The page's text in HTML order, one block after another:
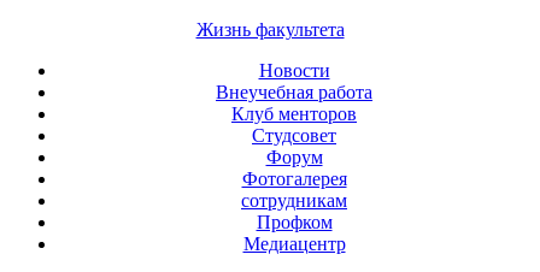
Жизнь факультета
Новости
Внеучебная работа
Клуб менторов
Студсовет
Форум
Фотогалерея
сотрудникам
Профком
Медиацентр